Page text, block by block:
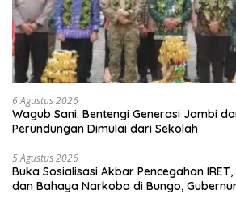
6 Agustus 2026
Wagub Sani: Bentengi Generasi Jambi
Perundungan Dimulai dari Sekolah
5 Agustus 2026
Buka Sosialisasi Akbar Pencegahan
dan Bahaya Narkoba di Bungo,